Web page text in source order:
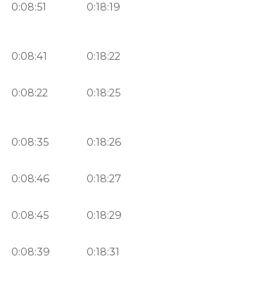
0:08:51 0:18:19
0:08:41 0:18:22
0:08:22 0:18:25
0:08:35 0:18:26
0:08:46 0:18:27
0:08:45 0:18:29
0:08:39 0:18:31